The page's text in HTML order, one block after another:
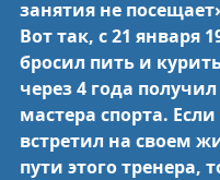
занятия не
Вот так, с 21 января
бросил пить и
через 4 года
мастера спорта.
встретил на своем
пути этого тренера,